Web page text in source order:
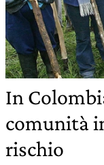
In
comunità
rischio